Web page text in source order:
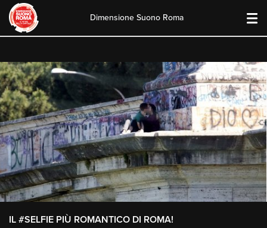
content
Dimensione Suono Roma
IL #SELFIE PIÙ ROMANTICO DI ROMA!